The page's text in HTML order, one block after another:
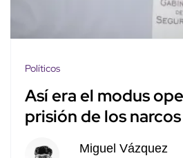
Políticos
Así era el modus
prisión de los
Miguel Vázquez